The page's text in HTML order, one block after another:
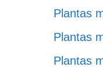
Plantas
Plantas
Plantas